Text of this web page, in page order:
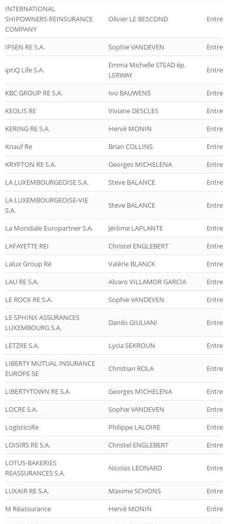
INTERNATIONAL
SHIPOWNERS REINSURANCE
COMPANY
Olivier LE BESCOND
IPSEN RE S.A. Sophie VANDEVEN
iptiQ Life S.A.
Emma Michelle STEAD ép.
LERWAY
KBC GROUP RE S.A. Ivo BAUWENS
KEOLIS RE
Viviane DESCLES
KERING RE S.A.
Hervé MONIN
Knauf Re
Brian COLLINS
KRYPTON RE S.A.
Georges MICHELENA
LA LUXEMBOURGEOISE S.A.
Steve BALANCE
LA LUXEMBOURGEOISE-VIE
S.A.
Steve BALANCE
La Mondiale Europartner S.A. Jérôme LAPLANTE
LAFAYETTE REI
Christel ENGLEBERT
Lalux Group Ré
Valérie BLANCK
LAU RE S.A.
Alvaro VILLAMOR GARCIA
LE ROCK RE S.A.
Sophie VANDEVEN
LE SPHINX ASSURANCES
LUXEMBOURG S.A.
Danilo GIULIANI
LETZRE S.A. Lycia SEKROUN
LIBERTY MUTUAL INSURANCE
EUROPE SE
Christian ROLA
LIBERTYTOWN RE S.A. Georges MICHELENA
LOCRE S.A.
Sophie VANDEVEN
LogisticsRe
Philippe LALOIRE
LOISIRS RE S.A.
Christel ENGLEBERT
LOTUS-BAKERIES
REASSURANCES S.A.
Nicolas LEONARD
LUXAIR RE S.A. Maxime SCHONS
M Réassurance
Hervé MONIN